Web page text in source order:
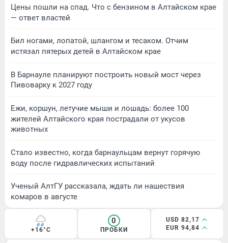
Цены пошли на спад. Что с бензином в Алтайском крае
— ответ властей
Бил ногами, лопатой, шлангом и тесаком. Отчим
истязал пятерых детей в Алтайском крае
В Барнауле планируют построить новый мост через
Пивоварку к 2027 году
Ежи, коршун, летучие мыши и лошадь: более 100
жителей Алтайского края пострадали от укусов
животных
Стало известно, когда барнаульцам вернут горячую
воду после гидравлических испытаний
Ученый АлтГУ рассказала, ждать ли нашествия
комаров в августе
+16°C
0
ПРОБКИ
USD 82,17
EUR 94,84